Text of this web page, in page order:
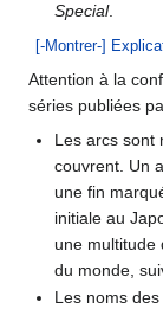
Special.
[-Montrer-]
Attention à la
séries publiées
Les arcs sont
couvrent. Un
une fin
initiale au
une multitude
du monde,
Les noms